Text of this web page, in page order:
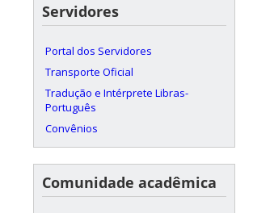
Servidores
Portal dos Servidores
Transporte Oficial
Tradução e Intérprete Libras-
Português
Convênios
Comunidade acadêmica